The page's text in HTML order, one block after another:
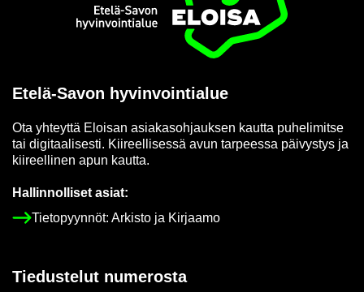
Etusi­vu
Etelä-​Savon hy­vin­voin­tia­lue
Ota yh­teyt­tä Eloi­san asia­kas­oh­jauk­sen kaut­ta pu­he­li­mit­se
tai di­gi­taa­li­ses­ti. Kii­reel­li­ses­sä avun tar­pees­sa päi­vys­tys ja
kii­reel­li­nen apun kaut­ta.
Hal­lin­nol­li­set asiat:
Tie­to­pyyn­nöt: Ar­kis­to ja Kir­jaa­mo
Tie­dus­te­lut nu­me­ros­ta